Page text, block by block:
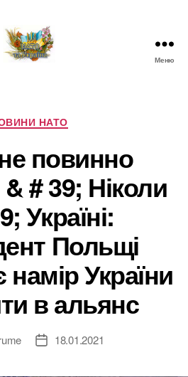
Новини
про
НАТО
в
Україні
Меню
Категорії
НАТО
повинно
# 39; Ніколи
Україні:
Польщі
намір України
в альянс
Дата18.01.2021